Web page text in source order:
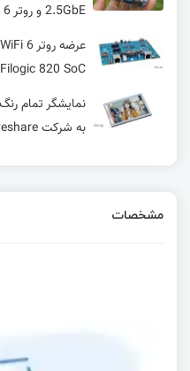
2.5GbE و روتر WiFi 6
Filogic 820 SoC به بازار
به شرکت Waveshare برای رزبری پای
مشخصات